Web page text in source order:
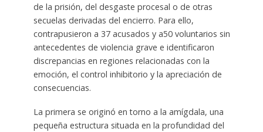
de la prisión, del desgaste procesal o de otras
secuelas derivadas del encierro. Para ello,
contrapusieron a 37 acusados y a50 voluntarios sin
antecedentes de violencia grave e identificaron
discrepancias en regiones relacionadas con la
emoción, el control inhibitorio y la apreciación de
consecuencias.
La primera se originó en torno a la amígdala, una
pequeña estructura situada en la profundidad del